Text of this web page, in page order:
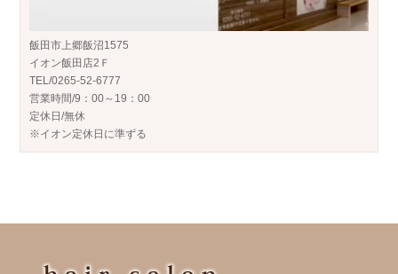
飯田市上郷飯沼1575
イオン飯田店2Ｆ
TEL/0265-52-6777
営業時間/9：00～19：00
定休日/無休
※イオン定休日に準ずる